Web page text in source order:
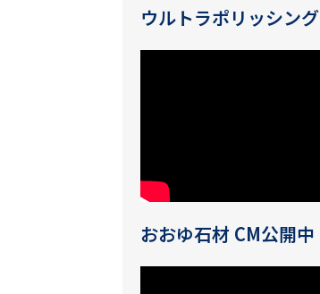
ウルトラポリッシング
おおゆ石材 CM公開中